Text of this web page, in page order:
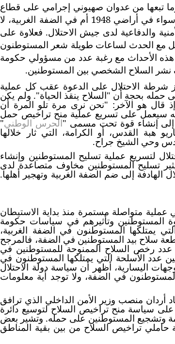
عملية "طوفان الأقصى" في 7 أكتوبر/تشرين الأول 2023، وما تبعها من عدوان صهيوني إجرامي على قطاع
غزة، شهدت دولة الاحتلال سباقا محموما في تسليح المستوطنين، سواء في أراضي 1948 أم في الضفة الغربية، لا
والدفاعية لدى جيش الاحتلال. فعلاوة على
مع الحدث لساعات طويلة شعر المستوطنون
هذه الأحداث مع رغبة عدد من مسؤولي حكومة
نشر السلاح الشخصي بين المستوطنين.
شرطة الاحتلال على الدعوة عقب كل عملية
بحجة أن "السلاح ينقذ الحياة". ولم يكن
قال هو الآخر: "نحن نرى مرة تلو المرة أن
أنه سيعمل على تسريع عملية منح تراخيص حمل
إلى إنشاء قوة تحت مسمى "الحرس الوطني"
القدس، أو الكرامة، التي ثار خلالها
لتسريع عملية تسليح المستوطنين وإنشاء
تسليح المستوطنين مخاوف متصاعدة لدى
إلى ضم الضفة الغربية وتهجير أهلها.
عملية متواصلة مستمرة منذ بداية الاستيطان
المستوطنين وتأثيرهم في سياسات حكومة
يمتلكها المستوطنون في الضفة الغربية،
سلاح بيد المستوطنين في الضفة، فالمرجح
عدد رخص السلاح الممنوحة للمستوطنين في
عدد الأسلحة التي يمتلكها المستوطنون في
اليسارية، أظهر أن سياسة دولة الاحتلال
المستوطنون في الضفة، ولا توجد أية معلومات
دفعة قوية عام 2015 مع تولي غلعاد أردان منصب وزير الأمن الداخلي الذي ترافق
على سياسة منح تراخيص السلاح لتوسيع دائرة
وتشجيع المستوطنين على حمله. وتشير بعض
تراخيص السلاح من بين بقية المناطق